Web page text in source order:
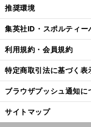
推奨環境
集英社ID・スポルティー
利用規約・会員規約
特定商取引法に基づく表
ブラウザプッシュ通知に
サイトマップ